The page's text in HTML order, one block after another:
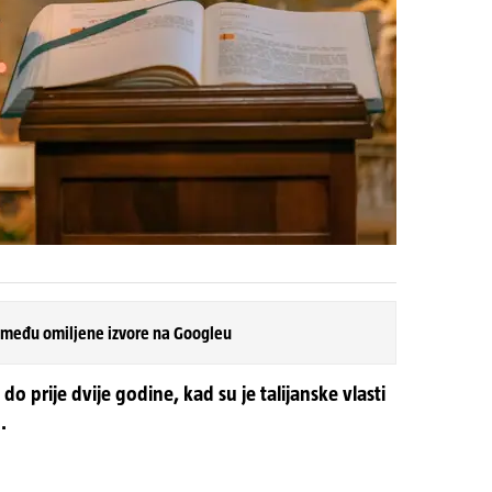
omiljene izvore na Googleu
prije dvije godine, kad su je talijanske vlasti